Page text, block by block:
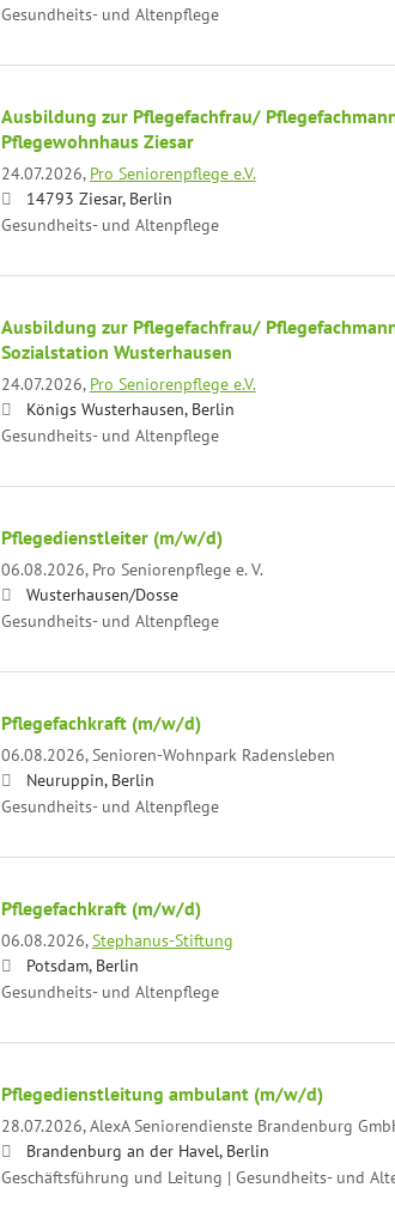
Gesundheits- und Altenpflege
Ausbildung zur Pflegefachfrau/
Pflegewohnhaus Ziesar
24.07.2026, Pro Seniorenpflege e.V.
14793 Ziesar, Berlin
Gesundheits- und Altenpflege
Ausbildung zur Pflegefachfrau/
Sozialstation Wusterhausen
24.07.2026, Pro Seniorenpflege e.V.
Königs Wusterhausen, Berlin
Gesundheits- und Altenpflege
Pflegedienstleiter (m/w/d)
06.08.2026, Pro Seniorenpflege e. V.
Wusterhausen/Dosse
Gesundheits- und Altenpflege
Pflegefachkraft (m/w/d)
06.08.2026, Senioren-Wohnpark Radensleben
Neuruppin, Berlin
Gesundheits- und Altenpflege
Pflegefachkraft (m/w/d)
06.08.2026, Stephanus-Stiftung
Potsdam, Berlin
Gesundheits- und Altenpflege
Pflegedienstleitung ambulant (m/w/d)
28.07.2026,AlexA Seniorendienste Brandenburg
Brandenburg an der Havel, Berlin
Geschäftsführung und Leitung | Gesundheits- und